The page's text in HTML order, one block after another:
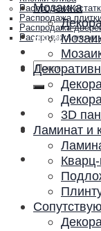
Распродажа
Распродажа
Распродажа
Распродажа
Акции и
Контакты
Искать:
Мозаика
3D
Ламинат и